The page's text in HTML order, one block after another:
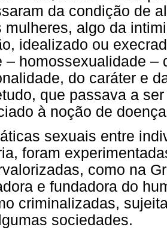
da condição de
mulheres, algo da
idealizado ou
– homossexualidade –
do caráter e
que passava a
à noção de
sexuais entre
foram
como na
e fundadora do
criminalizadas,
sociedades.